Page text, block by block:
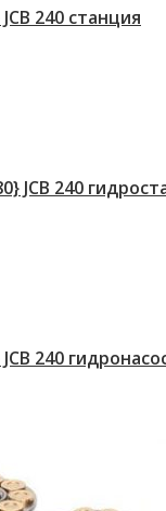
240 станция
JCB 240
JCB 240